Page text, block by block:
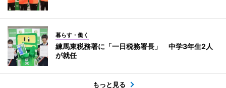
暮らす・働く
練馬東税務署に「一日税務署長」 中学3年生2人
が就任
もっと見る